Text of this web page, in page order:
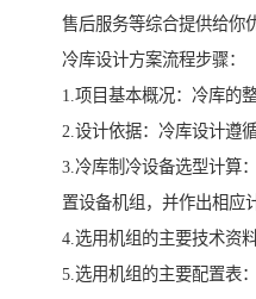
售后服务等综合提供给你
冷库设计方案流程步骤：
1.项目基本概况：冷库的
2.设计依据：冷库设计遵
3.冷库制冷设备选型计算
置设备机组，并作出相应
4.选用机组的主要技术资
5.选用机组的主要配置表